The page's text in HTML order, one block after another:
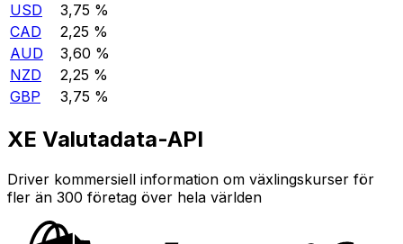
USD
3,75 %
CAD
2,25 %
AUD
3,60 %
NZD
2,25 %
GBP
3,75 %
XE Valutadata-API
Driver kommersiell information om växlingskurser för
fler än 300 företag över hela världen